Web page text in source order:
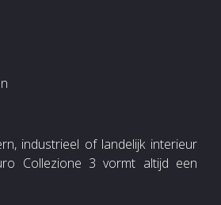
industrieel of landelijk interieur
Collezione 3 vormt altijd een